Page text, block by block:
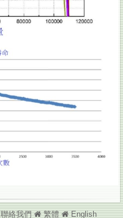
聯絡我們 繁體 English